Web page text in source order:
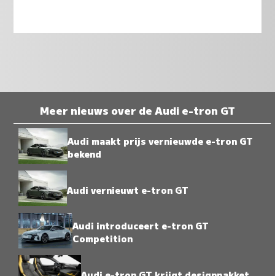
Meer nieuws over de Audi e-tron GT
Audi maakt prijs vernieuwde e-tron GT
bekend
Audi vernieuwt e-tron GT
Audi introduceert e-tron GT
Competition